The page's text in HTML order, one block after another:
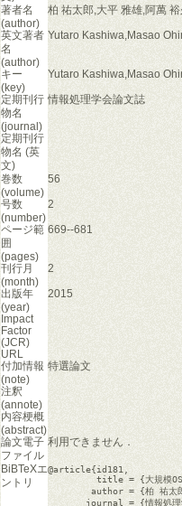
著者名
(author)
柏 祐太郎,大平 雅雄,阿萬
英文著者
名
(author)
Yutaro Kashiwa,Masao
キー
(key)
Yutaro Kashiwa,Masao
定期刊行
物名
(journal)
情報処理学会論文誌
定期刊行
物名 (英
文)
巻数
(volume)
56
号数
(number)
2
ページ範
囲
(pages)
669--681
刊行月
(month)
2
出版年
(year)
2015
Impact
Factor
(JCR)
URL
付加情報
(note)
特選論文
注釈
(annote)
内容梗概
(abstract)
論文電子
ファイル
利用できません．
BiBTeXエ
ントリ
@article{id181,
title = {大規模OSS
author = {柏 祐太
journal = {情報処理